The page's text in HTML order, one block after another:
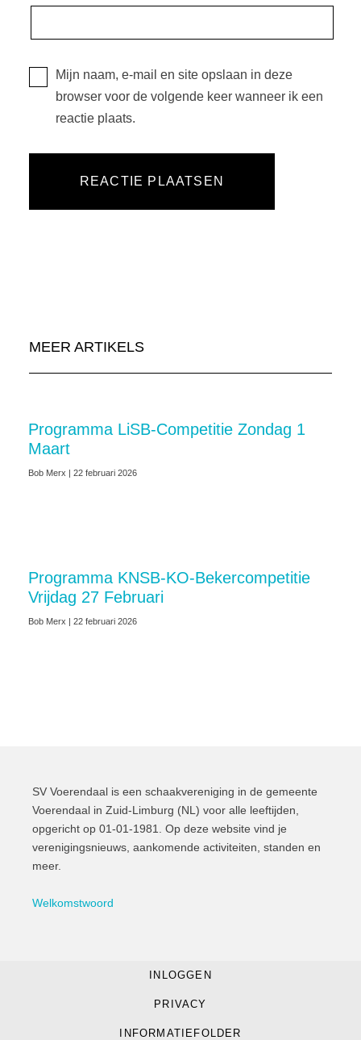
Mijn naam, e-mail en site opslaan in deze
browser voor de volgende keer wanneer ik een
reactie plaats.
MEER ARTIKELS
Programma LiSB-Competitie Zondag 1
Maart
Bob Merx 22 februari 2026
Programma KNSB-KO-Bekercompetitie
Vrijdag 27 Februari
Bob Merx 22 februari 2026
SV Voerendaal is een schaakvereniging in de gemeente
Voerendaal in Zuid-Limburg (NL) voor alle leeftijden,
opgericht op 01-01-1981. Op deze website vind je
verenigingsnieuws, aankomende activiteiten, standen en
meer.
Welkomstwoord
INLOGGEN
PRIVACY
INFORMATIEFOLDER
© 2022 SV Voerendaal